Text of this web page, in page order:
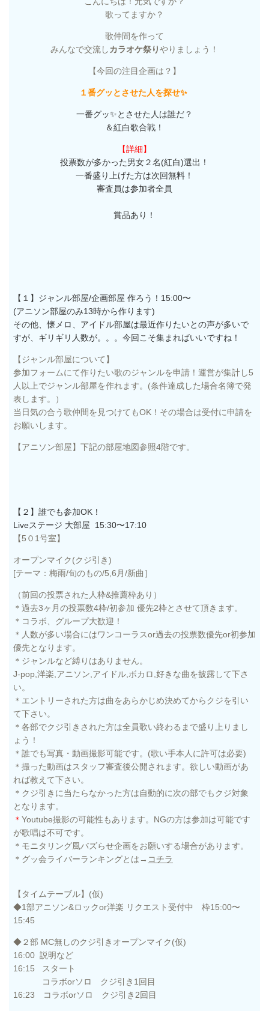
歌ってますか？
歌仲間を作って
みんなで交流しカラオケ祭りやりましょう！
【今回の注目企画は？】
１番グッとさせた人を探せ✨
一番グッ✨とさせた人は誰だ？
＆紅白歌合戦！
【詳細】
投票数が多かった男女２名(紅白)選出！
一番盛り上げた方は次回無料！
審査員は参加者全員
賞品あり！
【１】ジャンル部屋/企画部屋 作ろう！15:00〜
(アニソン部屋のみ13時から作ります)
その他、懐メロ、アイドル部屋は最近作りたいとの声が多いで
すが、ギリギリ人数が。。。今回こそ集まればいいですね！
【ジャンル部屋について】
参加フォームにて作りたい歌のジャンルを申請！運営が集計し5
人以上でジャンル部屋を作れます。(条件達成した場合名簿で発
表します。）
当日気の合う歌仲間を見つけてもOK！その場合は受付に申請を
お願いします。
【アニソン部屋】下記の部屋地図参照4階です。
【２】誰でも参加OK！
Liveステージ 大部屋 15:30〜17:10
【5０1号室】
オープンマイク(クジ引き)
[テーマ：梅雨/旬のもの/5,6月/新曲］
（前回の投票された人枠&推薦枠あり）
＊過去3ヶ月の投票数4枠/初参加 優先2枠とさせて頂きます。
＊コラボ、グループ大歓迎！
＊人数が多い場合にはワンコーラスor過去の投票数優先or初参加
優先となります。
＊ジャンルなど縛りはありません。
J-pop,洋楽,アニソン,アイドル,ボカロ,好きな曲を披露して下さ
い。
＊エントリーされた方は曲をあらかじめ決めてからクジを引い
て下さい。
＊各部でクジ引きされた方は全員歌い終わるまで盛り上りまし
ょう！
＊誰でも写真・動画撮影可能です。(歌い手本人に許可は必要)
＊撮った動画はスタッフ審査後公開されます。欲しい動画があ
れば教えて下さい。
＊クジ引きに当たらなかった方は自動的に次の部でもクジ対象
となります。
＊ Youtube撮影の可能性もあります。NGの方は参加は可能です
が歌唱は不可です。
＊モニタリング風バズらせ企画をお願いする場合があります。
＊グッ会ライバーランキングとは→ コチラ
【タイムテーブル】(仮)
◆1部アニソン&ロックor洋楽 リクエスト受付中 枠15:00〜
15:45
◆２部 MC無しのクジ引きオープンマイク(仮)
16:00 説明など
16:15 スタート
コラボorソロ クジ引き1回目
16:23 コラボorソロ クジ引き2回目